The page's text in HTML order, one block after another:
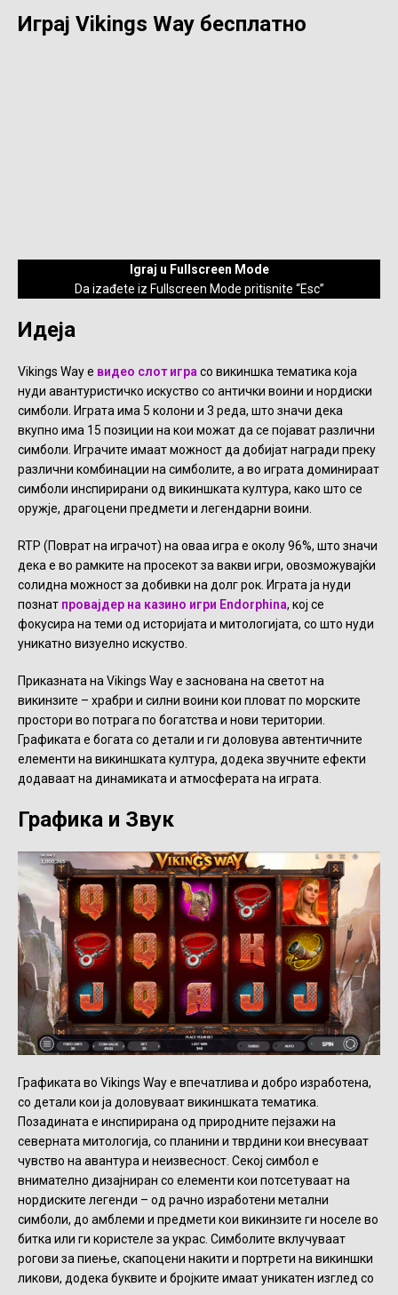
Играј Vikings Way бесплатно
Igraj u Fullscreen Mode
Da izađete iz Fullscreen Mode pritisnite “Esc”
Идеја
Vikings Way е видео слот игра со викиншка тематика која
нуди авантуристичко искуство со антички воини и нордиски
симболи. Играта има 5 колони и 3 реда, што значи дека
вкупно има 15 позиции на кои можат да се појават различни
симболи. Играчите имаат можност да добијат награди преку
различни комбинации на симболите, а во играта доминираат
симболи инспирирани од викиншката култура, како што се
оружје, драгоцени предмети и легендарни воини.
RTP (Поврат на играчот) на оваа игра е околу 96%, што значи
дека е во рамките на просекот за вакви игри, овозможувајќи
солидна можност за добивки на долг рок. Играта ја нуди
познат провајдер на казино игри Endorphina, кој се
фокусира на теми од историјата и митологијата, со што нуди
уникатно визуелно искуство.
Приказната на Vikings Way е заснована на светот на
викинзите – храбри и силни воини кои пловат по морските
простори во потрага по богатства и нови територии.
Графиката е богата со детали и ги доловува автентичните
елементи на викиншката култура, додека звучните ефекти
додаваат на динамиката и атмосферата на играта.
Графика и Звук
Графиката во Vikings Way е впечатлива и добро изработена,
со детали кои ја доловуваат викиншката тематика.
Позадината е инспирирана од природните пејзажи на
северната митологија, со планини и тврдини кои внесуваат
чувство на авантура и неизвесност. Секој симбол е
внимателно дизајниран со елементи кои потсетуваат на
нордиските легенди – од рачно изработени метални
симболи, до амблеми и предмети кои викинзите ги носеле во
битка или ги користеле за украс. Симболите вклучуваат
рогови за пиење, скапоцени накити и портрети на викиншки
ликови, додека буквите и бројките имаат уникатен изглед со